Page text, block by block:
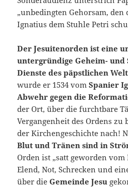
„unbedingten Gehorsam, den
Ignatius dem Stuhle Petri
Der Jesuitenorden ist eine
untergründige Geheim-
Dienste des päpstlichen
wurde er 1534 vomSpanier
Abwehr gegen die
der Ort, über die furchtbare
Vergangenheit des Ordens
der Kirchengeschichte nach!
Blut und Tränen sind in
Orden ist „satt geworden
Elend, Not, Schrecken und
über dieGemeinde Jesu